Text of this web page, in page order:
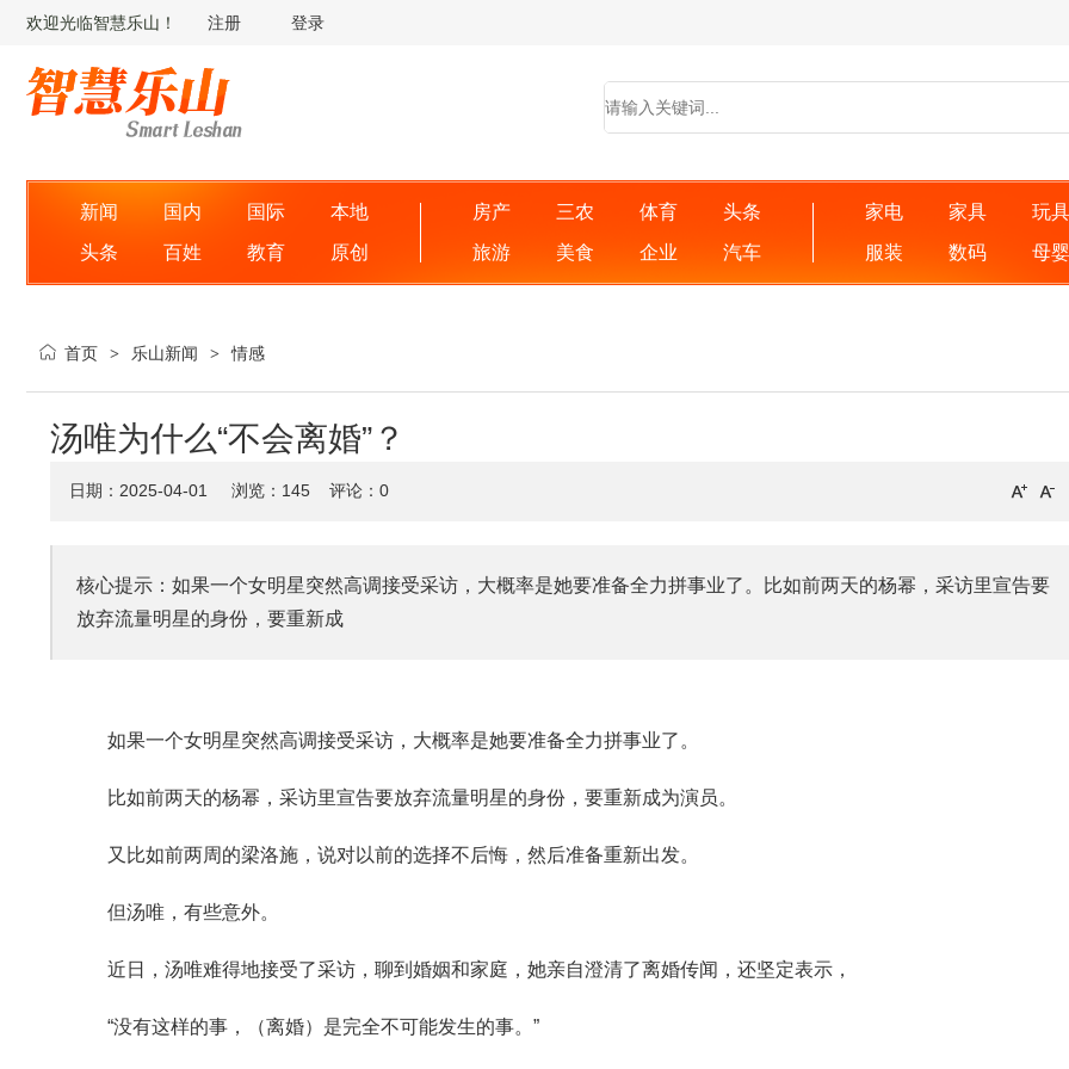
欢迎光临智慧乐山！ 注册 登录
新闻 国内 国际
本地
头条
百姓 教育 原创
房产 三农 体育
头条
旅游
美食 企业 汽车
家电 家具
玩具
服装
数码 母婴
首页 > 乐山新闻 > 情感
汤唯为什么“不会离婚”？
日期：2025-04-01 浏览： 145 评论：0
核心提示：如果一个女明星突然高调接受采访，大概率是她要准备全力拼事业了。比如前两天的杨幂，采访里宣告要
放弃流量明星的身份，要重新成
如果一个女明星突然高调接受采访，大概率是她要准备全力拼事业了。
比如前两天的杨幂，采访里宣告要放弃流量明星的身份，要重新成为演员。
又比如前两周的梁洛施，说对以前的选择不后悔，然后准备重新出发。
但汤唯，有些意外。
近日，汤唯难得地接受了采访，聊到婚姻和家庭，她亲自澄清了离婚传闻，还坚定表示，
“没有这样的事，（离婚）是完全不可能发生的事。”